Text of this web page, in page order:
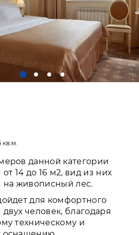
кв.м.
данной категории
14 до 16 м2, вид из них
на живописный лес.
для комфортного
человек, благодаря
техническому и